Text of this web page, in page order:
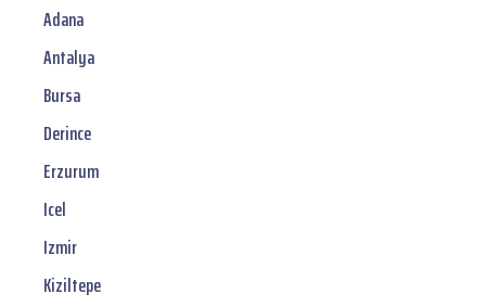
Adana
Antalya
Bursa
Derince
Erzurum
Icel
Izmir
Kiziltepe